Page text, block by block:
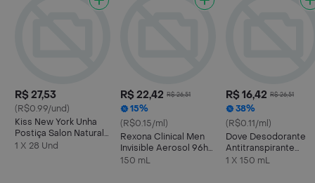
R$ 27,53
(R$0.99/und)
Kiss New York Unha
Postiça Salon Naturals
Stiletto Longo
1 X 28 Und
R$ 22,42 R$ 26,51
15%
(R$0.15/ml)
Rexona Clinical Men
Invisible Aerosol 96h
150ml
150 mL
R$ 16,42 R$ 26,51
38%
(R$0.11/ml)
Dove Desodorante
Antitranspirante
Aerossol Original
1 X 150 mL